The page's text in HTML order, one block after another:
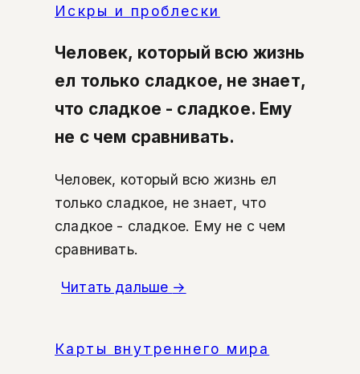
Искры и проблески
Человек, который всю жизнь
ел только сладкое, не знает,
что сладкое - сладкое. Ему
не с чем сравнивать.
Человек, который всю жизнь ел
только сладкое, не знает, что
сладкое - сладкое. Ему не с чем
сравнивать.
Читать дальше →
Карты внутреннего мира